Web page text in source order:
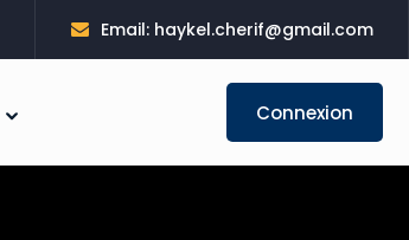
Email: haykel.cherif@gmail.com
Connexion